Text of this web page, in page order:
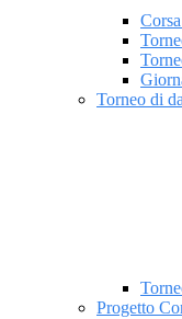
Torneo di
Progetto